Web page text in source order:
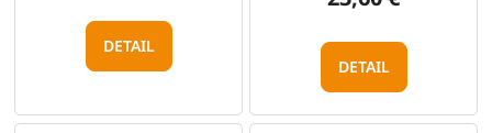
DETAIL
DETAIL